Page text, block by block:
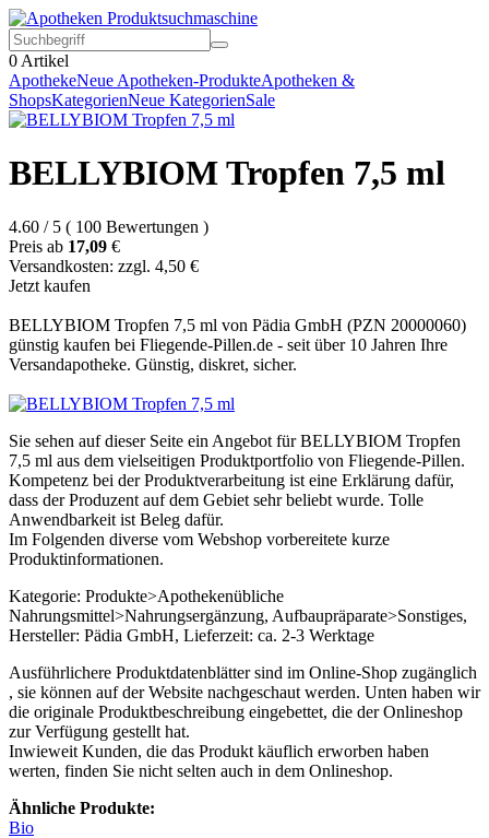
0 Artikel
ApothekeNeue Apotheken-ProdukteApotheken &
ShopsKategorienNeue KategorienSale
BELLYBIOM Tropfen 7,5 ml
4.60 / 5 ( 100 Bewertungen )
Preis ab 17,09 €
Versandkosten: zzgl. 4,50 €
Jetzt kaufen
BELLYBIOM Tropfen 7,5 ml von Pädia GmbH (PZN 20000060)
günstig kaufen bei Fliegende-Pillen.de - seit über 10 Jahren Ihre
Versandapotheke. Günstig, diskret, sicher.
Sie sehen auf dieser Seite ein Angebot für BELLYBIOM Tropfen
7,5 ml aus dem vielseitigen Produktportfolio von Fliegende-Pillen.
Kompetenz bei der Produktverarbeitung ist eine Erklärung dafür,
dass der Produzent auf dem Gebiet sehr beliebt wurde. Tolle
Anwendbarkeit ist Beleg dafür.
Im Folgenden diverse vom Webshop vorbereitete kurze
Produktinformationen.
Kategorie: Produkte>Apothekenübliche
Nahrungsmittel>Nahrungsergänzung, Aufbaupräparate>Sonstiges,
Hersteller: Pädia GmbH, Lieferzeit: ca. 2-3 Werktage
Ausführlichere Produktdatenblätter sind im Online-Shop zugänglich
, sie können auf der Website nachgeschaut werden. Unten haben wir
die originale Produktbeschreibung eingebettet, die der Onlineshop
zur Verfügung gestellt hat.
Inwieweit Kunden, die das Produkt käuflich erworben haben
werten, finden Sie nicht selten auch in dem Onlineshop.
Ähnliche Produkte:
Bio